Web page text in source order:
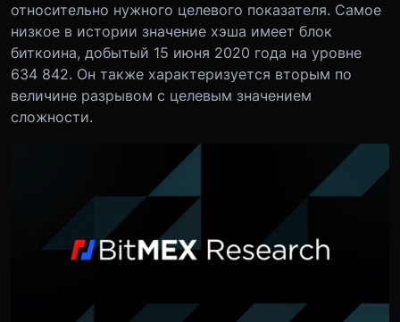
относительно нужного целевого показателя. Самое
низкое в истории значение хэша имеет блок
биткоина, добытый 15 июня 2020 года на уровне
634 842. Он также характеризуется вторым по
величине разрывом с целевым значением
сложности.